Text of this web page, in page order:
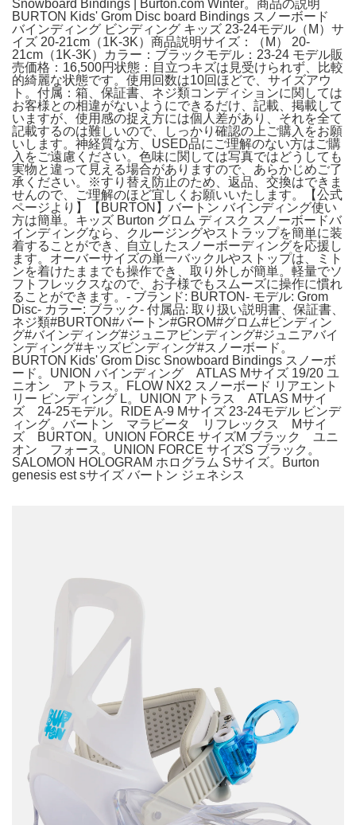
Snowboard Bindings | Burton.com Winter。商品の説明
BURTON Kids' Grom Disc board Bindings スノーボード
バインディング ビンディング キッズ 23-24モデル（M）サ
イズ 20-21cm（1K-3K）商品説明サイズ：（M） 20-
21cm（1K-3K）カラー：ブラックモデル：23-24 モデル販
売価格：16,500円状態：目立つキズは見受けられず、比較
的綺麗な状態です。使用回数は10回ほどで、サイズアウ
ト。付属：箱、保証書、ネジ類コンディションに関しては
お客様との相違がないようにできるだけ、記載、掲載して
いますが、使用感の捉え方には個人差があり、それを全て
記載するのは難しいので、しっかり確認の上ご購入をお願
いします。神経質な方、USED品にご理解のない方はご購
入をご遠慮ください。色味に関しては写真ではどうしても
実物と違って見える場合がありますので、あらかじめご了
承ください。※すり替え防止のため、返品、交換はできま
せんので、ご理解のほど宜しくお願いいたします。【公式
ページより】【BURTON】バートン バインディング使い
方は簡単。キッズ Burton グロム ディスク スノーボードバ
インディングなら、クルージングやストラップを簡単に装
着することができ、自立したスノーボーディングを応援し
ます。オーバーサイズの単一バックルやストップは、ミト
ンを着けたままでも操作でき、取り外しが簡単。軽量でソ
フトフレックスなので、お子様でもスムーズに操作に慣れ
ることができます。- ブランド: BURTON- モデル: Grom
Disc- カラー: ブラック- 付属品: 取り扱い説明書、保証書、
ネジ類#BURTON#バートン#GROM#グロム#ビンディン
グ#バインディング#ジュニアビンディング#ジュニアバイ
ンディング#キッズビンディング#スノーボード。
BURTON Kids' Grom Disc Snowboard Bindings スノーボ
ード。UNION バインディング ATLAS Mサイズ 19/20 ユ
ニオン アトラス。FLOW NX2 スノーボード リアエント
リー ビンディング L。UNION アトラス ATLAS Mサイ
ズ 24-25モデル。RIDE A-9 Mサイズ 23-24モデル ビンデ
ィング。バートン マラビータ リフレックス Mサイ
ズ BURTON。UNION FORCE サイズM ブラック ユニ
オン フォース。UNION FORCE サイズS ブラック。
SALOMON HOLOGRAM ホログラム Sサイズ。Burton
genesis est sサイズ バートン ジェネシス